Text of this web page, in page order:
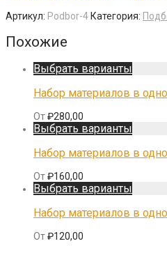
Артикул: Podbor-4Категория:
Похожие
Выбрать варианты
Набор материалов в
От₽280,00
Выбрать варианты
Набор материалов в
От₽160,00
Выбрать варианты
Набор материалов в
От₽120,00